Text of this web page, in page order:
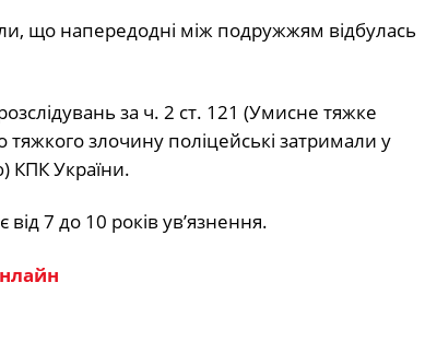
що напередодні між подружжям відбулась
за ч. 2 ст. 121 (Умисне тяжке
злочину поліцейські затримали у
КПК України.
7 до 10 років ув’язнення.